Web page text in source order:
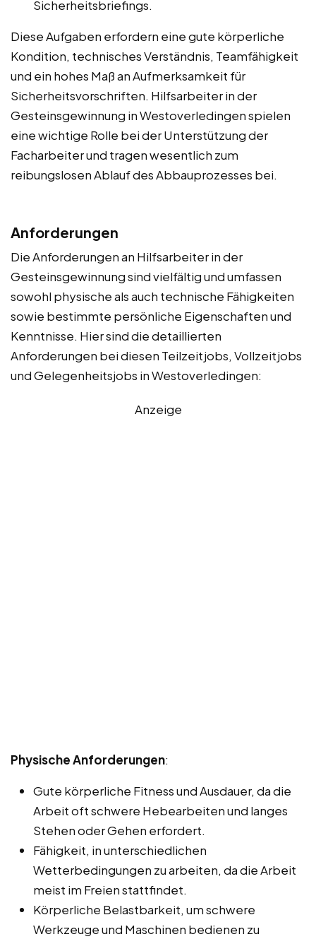
Sicherheitsbriefings.
Diese Aufgaben erfordern eine gute körperliche
Kondition, technisches Verständnis, Teamfähigkeit
und ein hohes Maß an Aufmerksamkeit für
Sicherheitsvorschriften. Hilfsarbeiter in der
Gesteinsgewinnung in Westoverledingen spielen
eine wichtige Rolle bei der Unterstützung der
Facharbeiter und tragen wesentlich zum
reibungslosen Ablauf des Abbauprozesses bei.
Anforderungen
Die Anforderungen an Hilfsarbeiter in der
Gesteinsgewinnung sind vielfältig und umfassen
sowohl physische als auch technische Fähigkeiten
sowie bestimmte persönliche Eigenschaften und
Kenntnisse. Hier sind die detaillierten
Anforderungen bei diesen Teilzeitjobs, Vollzeitjobs
und Gelegenheitsjobs in Westoverledingen:
Anzeige
Physische Anforderungen:
Gute körperliche Fitness und Ausdauer, da die
Arbeit oft schwere Hebearbeiten und langes
Stehen oder Gehen erfordert.
Fähigkeit, in unterschiedlichen
Wetterbedingungen zu arbeiten, da die Arbeit
meist im Freien stattfindet.
Körperliche Belastbarkeit, um schwere
Werkzeuge und Maschinen bedienen zu